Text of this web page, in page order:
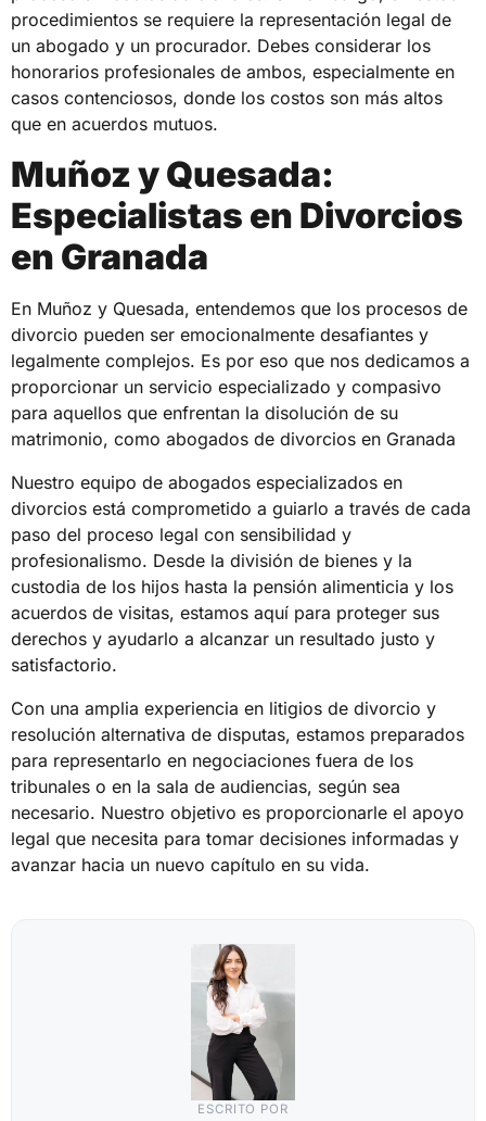
procedimientos se requiere la representación legal de
un abogado y un procurador. Debes considerar los
honorarios profesionales de ambos, especialmente en
casos contenciosos, donde los costos son más altos
que en acuerdos mutuos.
Muñoz y Quesada:
Especialistas en Divorcios
en Granada
En Muñoz y Quesada, entendemos que los procesos de
divorcio pueden ser emocionalmente desafiantes y
legalmente complejos. Es por eso que nos dedicamos a
proporcionar un servicio especializado y compasivo
para aquellos que enfrentan la disolución de su
matrimonio, como abogados de divorcios en Granada
Nuestro equipo de abogados especializados en
divorcios está comprometido a guiarlo a través de cada
paso del proceso legal con sensibilidad y
profesionalismo. Desde la división de bienes y la
custodia de los hijos hasta la pensión alimenticia y los
acuerdos de visitas, estamos aquí para proteger sus
derechos y ayudarlo a alcanzar un resultado justo y
satisfactorio.
Con una amplia experiencia en litigios de divorcio y
resolución alternativa de disputas, estamos preparados
para representarlo en negociaciones fuera de los
tribunales o en la sala de audiencias, según sea
necesario. Nuestro objetivo es proporcionarle el apoyo
legal que necesita para tomar decisiones informadas y
avanzar hacia un nuevo capítulo en su vida.
ESCRITO POR